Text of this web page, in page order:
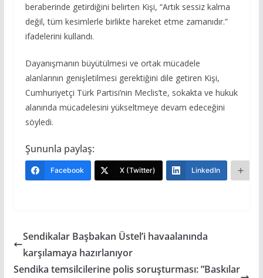
beraberinde getirdiğini belirten Kişi, “Artık sessiz kalma
değil, tüm kesimlerle birlikte hareket etme zamanıdır.”
ifadelerini kullandı.
Dayanışmanın büyütülmesi ve ortak mücadele
alanlarının genişletilmesi gerektiğini dile getiren Kişi,
Cumhuriyetçi Türk Partisi’nin Meclis’te, sokakta ve hukuk
alanında mücadelesini yükseltmeye devam edeceğini
söyledi.
Şununla paylaş:
Facebook X (Twitter) LinkedIn
Sendikalar Başbakan Üstel’i havaalanında
karşılamaya hazırlanıyor
Sendika temsilcilerine polis soruşturması: ”Baskılar